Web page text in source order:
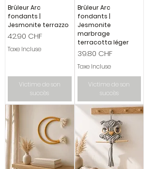
Brûleur Arc
fondants |
Jesmonite terrazzo
Prix
42.90 CHF
Taxe Incluse
Victime de son
succès
Brûleur Arc
fondants |
Jesmonite
marbrage
terracotta léger
Prix
39.80 CHF
Taxe Incluse
Victime de son
succès